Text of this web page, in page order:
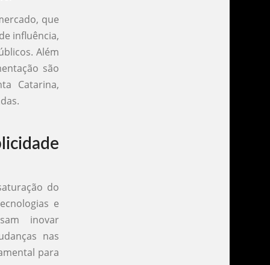
que
influência,
Além
são
Catarina,
do
e
inovar
nas
para